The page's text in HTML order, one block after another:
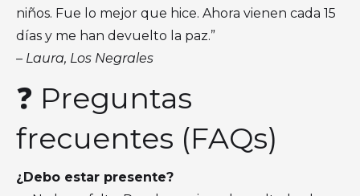
niños. Fue lo mejor que hice. Ahora vienen cada 15
días y me han devuelto la paz.”
– Laura, Los Negrales
❓ Preguntas
frecuentes (FAQs)
¿Debo estar presente?